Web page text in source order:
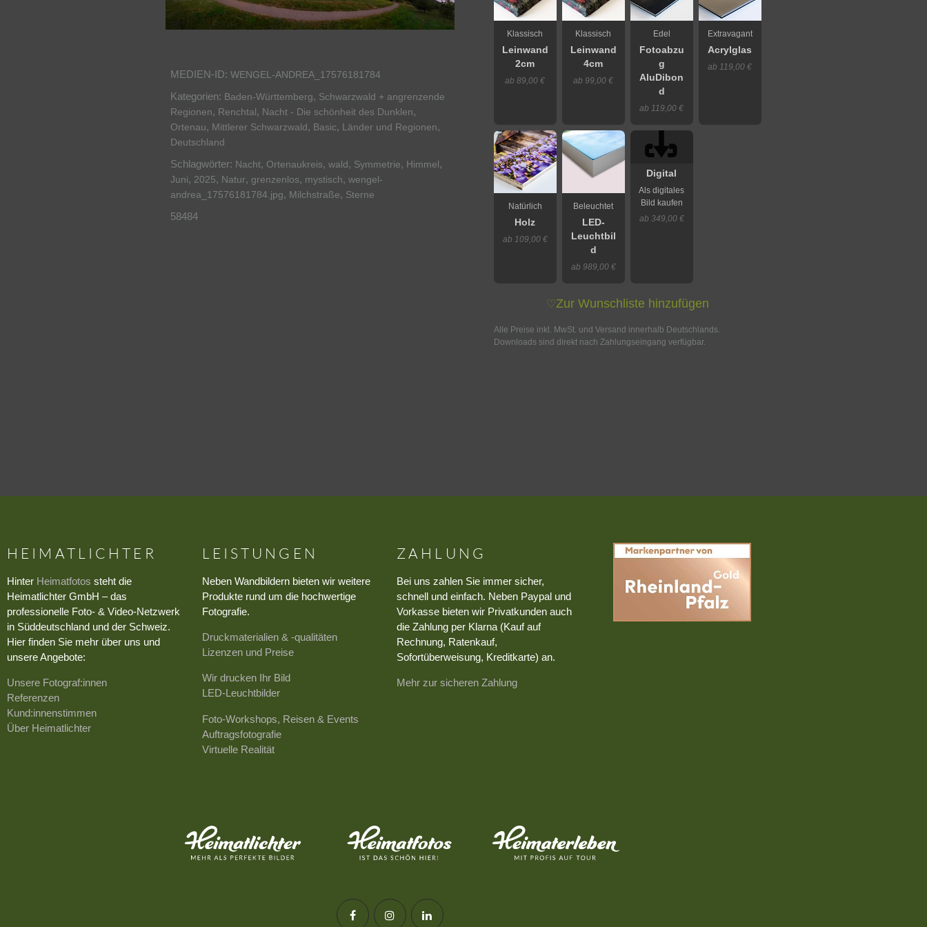
MEDIEN-ID: WENGEL-ANDREA_17576181784
Kategorien: Baden-Württemberg, Schwarzwald + angrenzende
Regionen, Renchtal, Nacht - Die schönheit des Dunklen,
Ortenau, Mittlerer Schwarzwald, Basic, Länder und Regionen,
Deutschland
Schlagwörter: Nacht, Ortenaukreis, wald, Symmetrie, Himmel,
Juni, 2025, Natur, grenzenlos, mystisch, wengel-
andrea_17576181784.jpg, Milchstraße, Sterne
58484
Klassisch
Leinwand
2cm
ab 89,00 €
Klassisch
Leinwand
4cm
ab 99,00 €
Edel
Fotoabzu
g
AluDibon
d
ab 119,00 €
Extravagant
Acrylglas
ab 119,00 €
Natürlich
Holz
ab 109,00 €
Beleuchtet
LED-
Leuchtbil
d
ab 989,00 €
Digital
Als digitales
Bild kaufen
ab 349,00 €
♡Zur Wunschliste hinzufügen
Alle Preise inkl. MwSt. und Versand innerhalb Deutschlands.
Downloads sind direkt nach Zahlungseingang verfügbar.
HEIMATLICHTER
Hinter Heimatfotos steht die
Heimatlichter GmbH – das
professionelle Foto- & Video-Netzwerk
in Süddeutschland und der Schweiz.
Hier finden Sie mehr über uns und
unsere Angebote:
Unsere Fotograf:innen
Referenzen
Kund:innenstimmen
Über Heimatlichter
LEISTUNGEN
Neben Wandbildern bieten wir weitere
Produkte rund um die hochwertige
Fotografie.
Druckmaterialien & -qualitäten
Lizenzen und Preise
Wir drucken Ihr Bild
LED-Leuchtbilder
Foto-Workshops, Reisen & Events
Auftragsfotografie
Virtuelle Realität
ZAHLUNG
Bei uns zahlen Sie immer sicher,
schnell und einfach. Neben Paypal und
Vorkasse bieten wir Privatkunden auch
die Zahlung per Klarna (Kauf auf
Rechnung, Ratenkauf,
Sofortüberweisung, Kreditkarte) an.
Mehr zur sicheren Zahlung